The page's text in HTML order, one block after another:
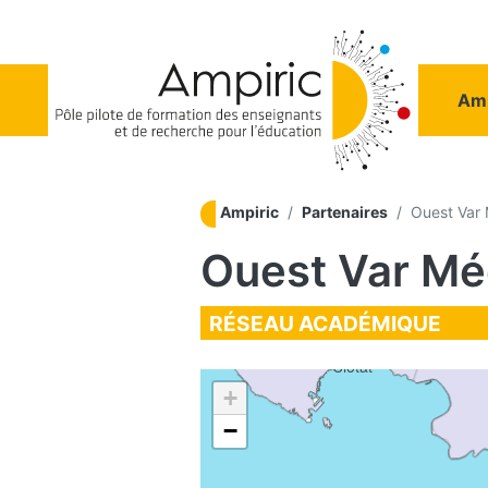
Ampiric Partenaires Ouest Var
Ouest Var
RÉSEAU ACADÉMIQUE
Aubagne
Ciotat
+
−